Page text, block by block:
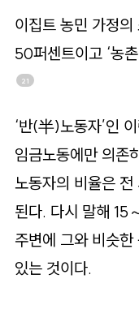
이집트 농민 가정
50퍼센트이고 ‘농
21
‘반(半)노동자’인
임금노동에만 의존
노동자의 비율은
된다. 다시 말해 15
주변에 그와 비슷
있는 것이다.